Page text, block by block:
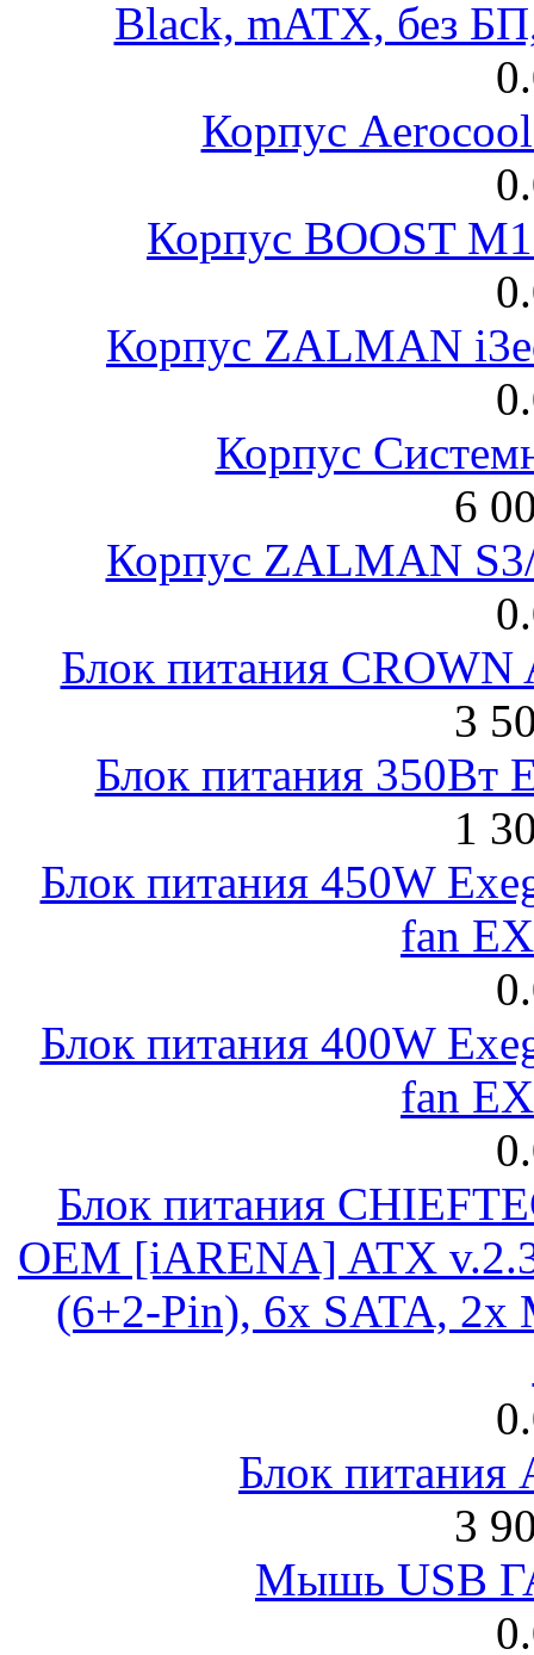
Black, mATX, без
Корпус
Корпус BOOST
Корпус ZALMAN
Корпус
6
Корпус ZALMAN
Блок питания
3
Блок питания 350Вт
1
Блок питания 450W
fan
Блок питания 400W
fan
Блок питания
OEM [iARENA] ATX
(6+2-Pin), 6x SATA, 2x
Блок питания
3
Мышь USB